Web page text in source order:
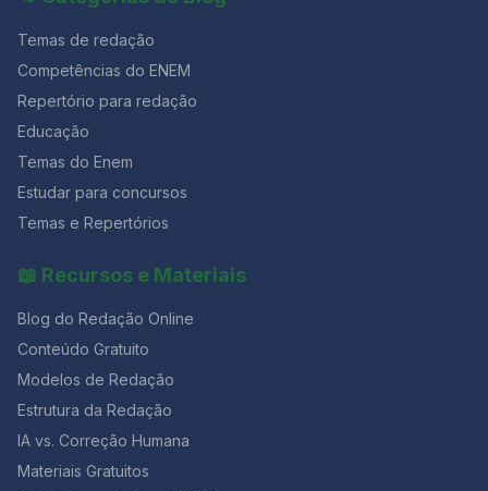
Temas de redação
Competências do ENEM
Repertório para redação
Educação
Temas do Enem
Estudar para concursos
Temas e Repertórios
📖 Recursos e Materiais
Blog do Redação Online
Conteúdo Gratuito
Modelos de Redação
Estrutura da Redação
IA vs. Correção Humana
Materiais Gratuitos